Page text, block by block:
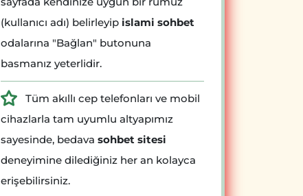
(kullanıcı adı) belirleyip islami sohbet
odalarına "Bağlan" butonuna
basmanız yeterlidir.
Tüm akıllı cep telefonları ve mobil
cihazlarla tam uyumlu altyapımız
sayesinde, bedava sohbet sitesi
deneyimine dilediğiniz her an kolayca
erişebilirsiniz.